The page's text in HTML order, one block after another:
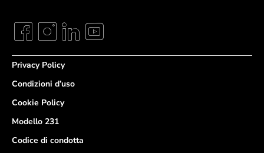
Privacy Policy
Condizioni d’uso
Cookie Policy
Modello 231
Codice di condotta